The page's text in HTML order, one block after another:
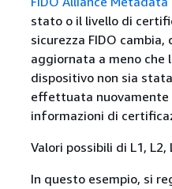
stato o il livello di
sicurezza FIDO cambia,
aggiornata a meno che
dispositivo non sia
effettuata nuovamente
informazioni di
Valori possibili di L1, L2,
In questo esempio, si